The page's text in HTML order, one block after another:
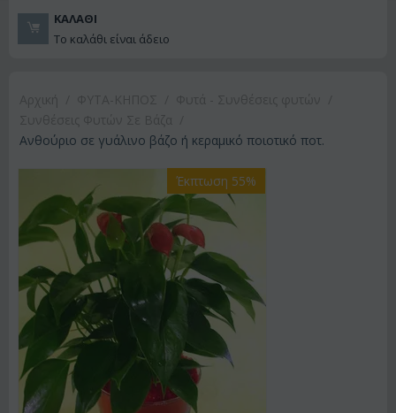
ΚΑΛΆΘΙ
Το καλάθι είναι άδειο
Ανθούριο σε γυάλινο βάζο ή κεραμικό ποιοτικό ποτ.
Έκπτωση 55%